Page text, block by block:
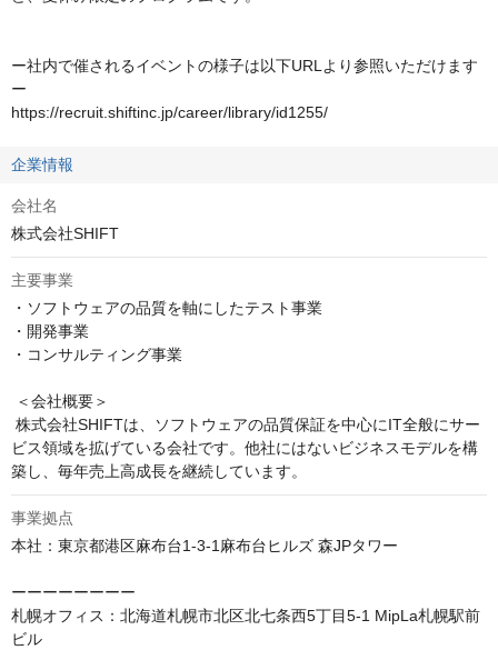
ー社内で催されるイベントの様子は以下URLより参照いただけます
ー
https://recruit.shiftinc.jp/career/library/id1255/
企業情報
会社名
株式会社SHIFT
主要事業
・ソフトウェアの品質を軸にしたテスト事業
・開発事業
・コンサルティング事業
ビス領域を拡げている会社です。他社にはないビジネスモデルを構
築し、毎年売上高成長を継続しています。
事業拠点
本社：東京都港区麻布台1-3-1麻布台ヒルズ 森JPタワー
ーーーーーーーー
札幌オフィス：北海道札幌市北区北七条西5丁目5-1 MipLa札幌駅前
ビル